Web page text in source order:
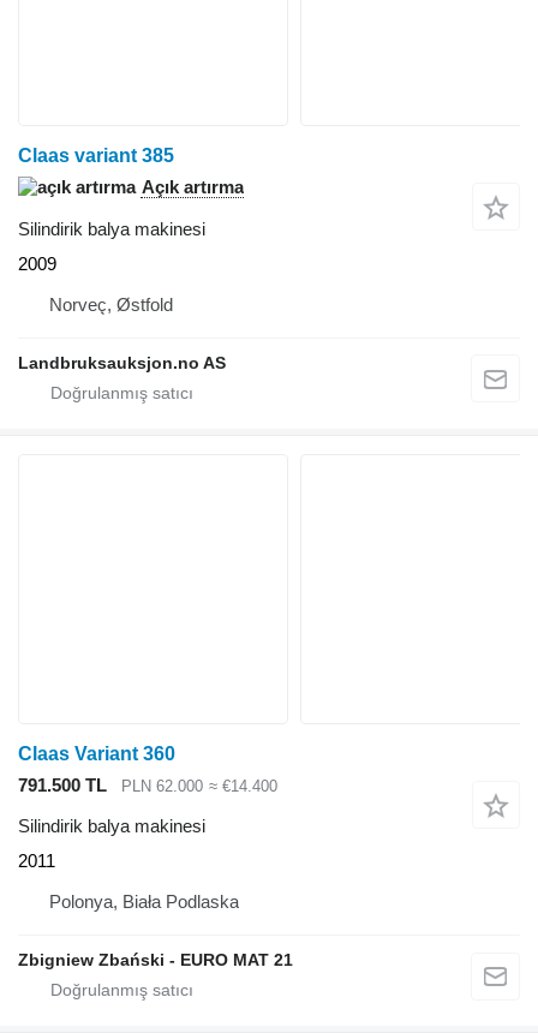
Claas variant 385
Açık artırma
Silindirik balya makinesi
2009
Norveç, Østfold
Landbruksauksjon.no AS
Claas Variant 360
791.500 TL
PLN 62.000 ≈ €14.400
Silindirik balya makinesi
2011
Polonya, Biała Podlaska
Zbigniew Zbański - EURO MAT 21